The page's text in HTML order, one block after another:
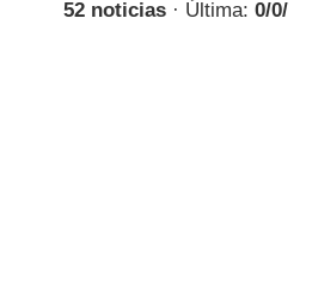
52 noticias · Última: 0/0/